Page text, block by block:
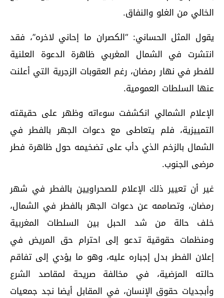
الخالي من الغلو والنفاق.
يقول المثل الحساني: “الكصران ما إحاني لاخره”، فقد
انتشرت في الشمال المغربي ظاهرة الدعوة العلنية
للفطر في نهار رمضان، رغم العقوبات الزجرية التي أعلنت
عنها السلطات العمومية.
الإعلام الشمالي انكشفت سوءاته وظهر على حقيقته
التمييزية، فلم يتعاطى مع دعوات الجهر بالفطر في
الشمال بالزخم الذي دأب على تضخيمه حول ظاهرة فطر
مرضى الجنوب.
غير أن تعيير ذلك الإعلام للصحراويين بالفطر في شهر
رمضان، وتصاممه عن دعوات الجهر بالفطر في الشمال،
خلف حالة من شد الحبل بين السلطات المغربية
ومنظمات حقوقية تدعو إلى احترام حق المريض في
إعلان الفطر بدل إجباره عليه، وهو ما يؤدي إلى تفاقم
حالته المرَضية، في مخالفة صريحة لمقاصد الشرع
وأبجديات حقوق الإنسان، في المقابل أيضا نجد جمعيات